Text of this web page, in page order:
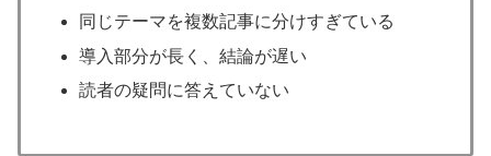
同じテーマを複数記事に分けすぎている
導入部分が長く、結論が遅い
読者の疑問に答えていない